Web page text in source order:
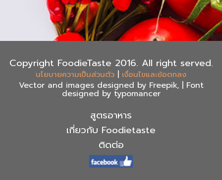
Copyright FoodieTaste 2016. All right served.
นโยบายความเป็นส่วนตัว | เงื่อนไขและข้อตกลง
Vector and images designed by Freepik, | Font
designed by typomancer
สูตรอาหาร
เกี่ยวกับ Foodietaste
ติดต่อ